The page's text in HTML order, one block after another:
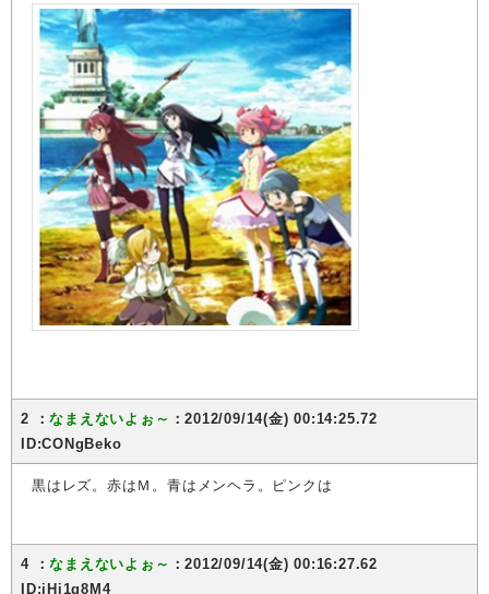
2 ：なまえないよぉ～ ：2012/09/14(金) 00:14:25.72
ID:CONgBeko
黒はレズ。赤はＭ。青はメンヘラ。ピンクは
4 ：なまえないよぉ～ ：2012/09/14(金) 00:16:27.62
ID:jHi1g8M4